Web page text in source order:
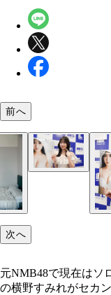
横野すみれ
横野すみれ
横野すみれ
横野すみれ
横野すみれ
横野すみれ
前へ
次へ
元NMB48で現在はソ
の横野すみれがセカ